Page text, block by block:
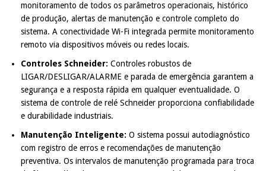
monitoramento de todos os parâmetros operacionais, histórico
de produção, alertas de manutenção e controle completo do
sistema. A conectividade Wi-Fi integrada permite monitoramento
remoto via dispositivos móveis ou redes locais.
Controles Schneider: Controles robustos de
LIGAR/DESLIGAR/ALARME e parada de emergência garantem a
segurança e a resposta rápida em qualquer eventualidade. O
sistema de controle de relé Schneider proporciona confiabilidade
e durabilidade industriais.
Manutenção Inteligente: O sistema possui autodiagnóstico
com registro de erros e recomendações de manutenção
preventiva. Os intervalos de manutenção programada para troca